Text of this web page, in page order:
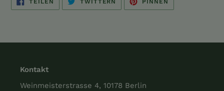
TEILEN
FACEBOOK
TEILEN
TWITTERN
TWITTER
TWITTERN
PINNEN
PINNEN
Kontakt
Weinmeisterstrasse 4, 10178 Berlin